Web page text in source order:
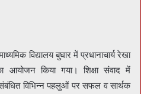
विद्यालय बुघार में प्रधानाचार्य रेखा
आयोजन किया गया। शिक्षा संवाद में
संबंधित विभिन्न पहलुओं पर सफल व सार्थक